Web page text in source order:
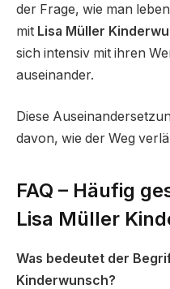
der Frage, wie man
mit Lisa Müller
sich intensiv mit ihren
auseinander.
Diese
davon, wie der Weg
FAQ – Häufig
Lisa Müller
Was bedeutet der
Kinderwunsch?